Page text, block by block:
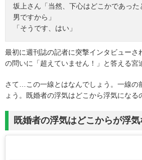
坂上さん「当然、下心はどこかであった
男ですから」
「そうです、はい」
最初に週刊誌の記者に突撃インタビューさ
の問いに「超えていません！」と答える宮
さて…この一線とはなんでしょう。一線の
ょう。既婚者の浮気はどこから浮気になる
既婚者の浮気はどこからが浮